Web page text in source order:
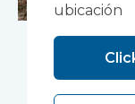
de
ubicación